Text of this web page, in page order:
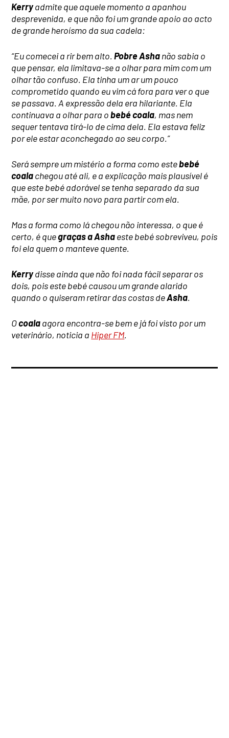
Kerryadmite que aquele momento a apanhou
desprevenida, e que não foi um grande apoio ao acto
de grande heroísmo da sua cadela:
“Eu comecei a rir bem alto.Pobre Ashanão sabia o
que pensar, ela limitava-se a olhar para mim com um
olhar tão confuso. Ela tinha um ar um pouco
comprometido quando eu vim cá fora para ver o que
se passava. A expressão dela era hilariante. Ela
continuava a olhar para obebé coala, mas nem
sequer tentava tirá-lo de cima dela. Ela estava feliz
por ele estar aconchegado ao seu corpo.”
Será sempre um mistério a forma como estebebé
coalachegou até ali, e a explicação mais plausível é
que este bebé adorável se tenha separado da sua
mãe, por ser muito novo para partir com ela.
Mas a forma como lá chegou não interessa, o que é
certo, é quegraças a Ashaeste bebé sobreviveu, pois
foi ela quem o manteve quente.
Kerrydisse ainda que não foi nada fácil separar os
dois, pois este bebé causou um grande alarido
quando o quiseram retirar das costas deAsha.
Ocoalaagora encontra-se bem e já foi visto por um
veterinário, noticia a Hiper FM.